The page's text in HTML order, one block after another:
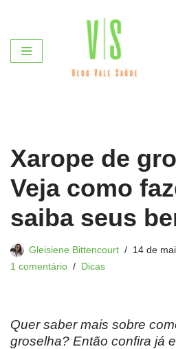
Pular
para
Xarope de
Veja como
saiba seus
Gleisiene Bittencourt
14 de
1 comentário
Dicas
Quer saber mais sobre
groselha? Então confira já